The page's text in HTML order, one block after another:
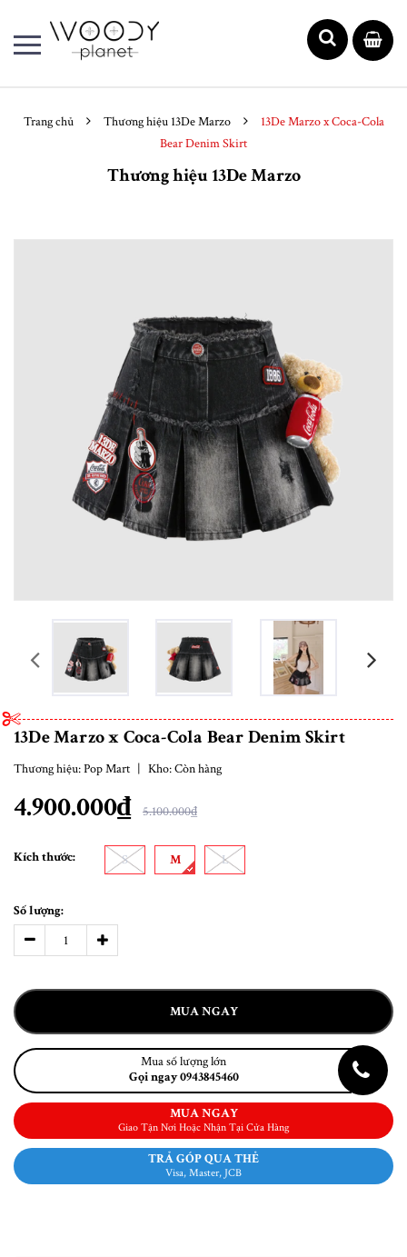
Trang chủ Thương hiệu 13De Marzo
13De Marzo x Coca-Cola
Bear Denim Skirt
Thương hiệu 13De Marzo
prev
13De Marzo x Coca-Cola Bear Denim Skirt
Thương hiệu:Pop Mart Kho:Còn hàng
4.900.000₫ 5.100.000₫
Kích thước: S M L
Số lượng:
MUA NGAY
Mua số lượng lớn
Gọi ngay 0943845460
MUA NGAY
Giao Tận Nơi Hoặc Nhận Tại Cửa Hàng
TRẢ GÓP QUA THẺ
Visa, Master, JCB